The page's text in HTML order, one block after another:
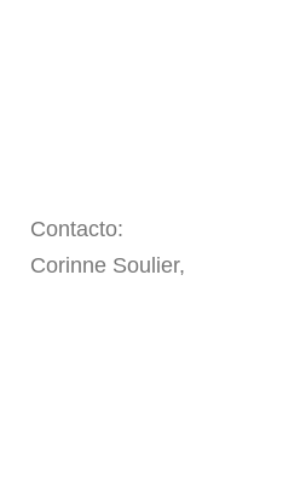
Contacto:
Corinne Soulier,